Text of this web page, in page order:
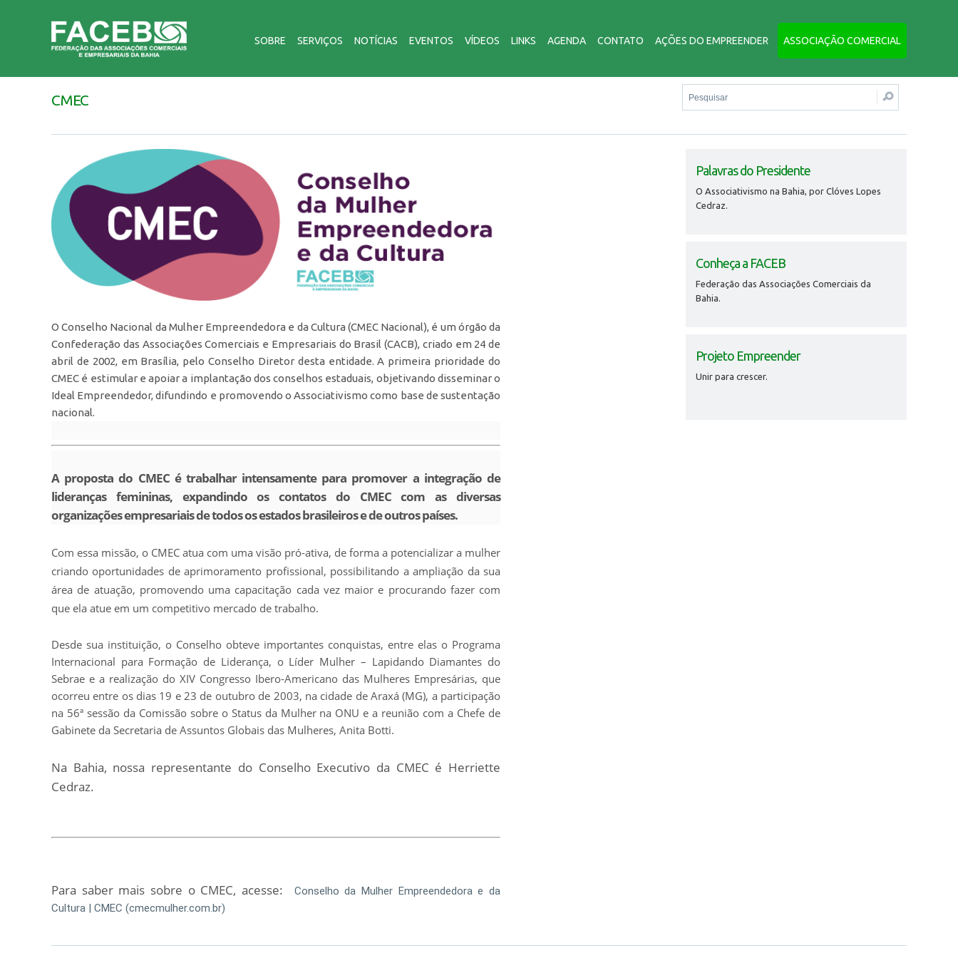
SOBRE SERVIÇOS NOTÍCIAS EVENTOS VÍDEOS LINKS AGENDA CONTATO AÇÕES DO EMPREENDER ASSOCIAÇÃO COMERCIAL
CMEC
O Conselho Nacional da Mulher Empreendedora e da Cultura (CMEC Nacional), é um órgão da
Confederação das Associações Comerciais e Empresariais do Brasil (CACB), criado em 24 de
abril de 2002, em Brasília, pelo Conselho Diretor desta entidade. A primeira prioridade do
CMEC é estimular e apoiar a implantação dos conselhos estaduais, objetivando disseminar o
Ideal Empreendedor, difundindo e promovendo o Associativismo como base de sustentação
nacional.
A proposta do CMEC é trabalhar intensamente para promover a integração de
lideranças femininas, expandindo os contatos do CMEC com as diversas
organizações empresariais de todos os estados brasileiros e de outros países.
Com essa missão, o CMEC atua com uma visão pró-ativa, de forma a potencializar a mulher
criando oportunidades de aprimoramento profissional, possibilitando a ampliação da sua
área de atuação, promovendo uma capacitação cada vez maior e procurando fazer com
que ela atue em um competitivo mercado de trabalho.
Desde sua instituição, o Conselho obteve importantes conquistas, entre elas o Programa
Internacional para Formação de Liderança, o Líder Mulher – Lapidando Diamantes do
Sebrae e a realização do XIV Congresso Ibero-Americano das Mulheres Empresárias, que
ocorreu entre os dias 19 e 23 de outubro de 2003, na cidade de Araxá (MG), a participação
na 56ª sessão da Comissão sobre o Status da Mulher na ONU e a reunião com a Chefe de
Gabinete da Secretaria de Assuntos Globais das Mulheres, Anita Botti.
Na Bahia, nossa representante do Conselho Executivo da CMEC é Herriette
Cedraz.
Para saber mais sobre o CMEC, acesse:
Conselho da Mulher Empreendedora e da
Cultura | CMEC (cmecmulher.com.br)
Palavras do Presidente
O Associativismo na Bahia, por Clóves Lopes
Cedraz.
Conheça a FACEB
Federação das Associações Comerciais da
Bahia.
Projeto Empreender
Unir para crescer.